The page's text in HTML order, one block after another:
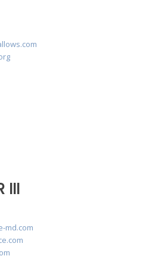
III
md.com